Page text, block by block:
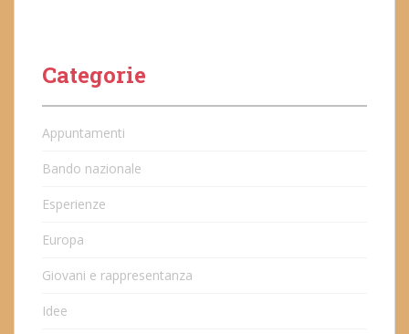
Categorie
Appuntamenti
Bando nazionale
Esperienze
Europa
Giovani e rappresentanza
Idee